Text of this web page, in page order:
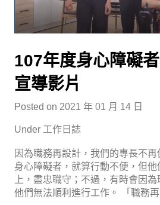
107年度身心障礙
宣導影片
Posted on 2021 年 01 月 14 日
Under 工作日誌
因為職務再設計，我們的專長不
身心障礙者，就算行動不便，但
上，盡忠職守；不過，有時會因
他們無法順利進行工作。 「職務